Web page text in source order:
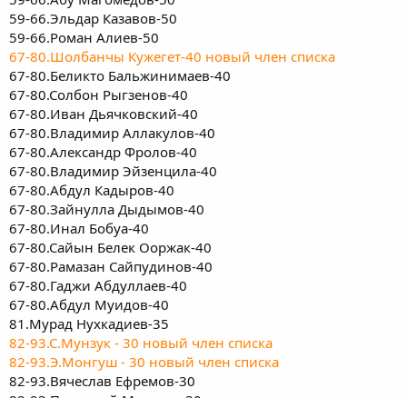
59-66.Эльдар Казавов-50
59-66.Роман Алиев-50
67-80.Шолбанчы Кужегет-40 новый член списка
67-80.Беликто Бальжинимаев-40
67-80.Солбон Рыгзенов-40
67-80.Иван Дьячковский-40
67-80.Владимир Аллакулов-40
67-80.Александр Фролов-40
67-80.Владимир Эйзенцила-40
67-80.Абдул Кадыров-40
67-80.Зайнулла Дыдымов-40
67-80.Инал Бобуа-40
67-80.Сайын Белек Ооржак-40
67-80.Рамазан Сайпудинов-40
67-80.Гаджи Абдуллаев-40
67-80.Абдул Муидов-40
81.Мурад Нухкадиев-35
82-93.С.Мунзук - 30 новый член списка
82-93.Э.Монгуш - 30 новый член списка
82-93.Вячеслав Ефремов-30